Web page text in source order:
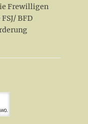
Frewilligen
BFD